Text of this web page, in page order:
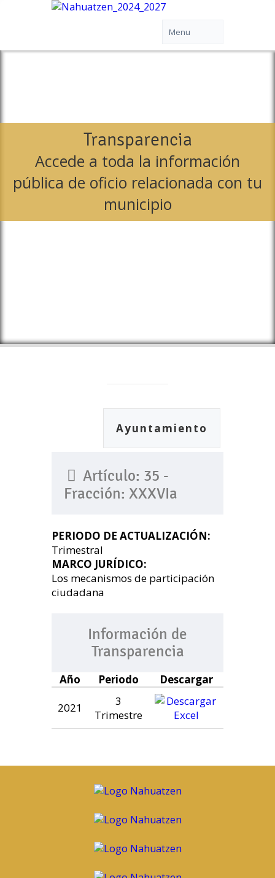
Transparencia
Accede a toda la información
pública de oficio relacionada con tu
municipio
Ayuntamiento
Artículo: 35 -
Fracción: XXXVIa
PERIODO DE ACTUALIZACIÓN:
Trimestral
MARCO JURÍDICO:
Los mecanismos de participación
ciudadana
Información de
Transparencia
Año Periodo
Descargar
2021
3
Trimestre